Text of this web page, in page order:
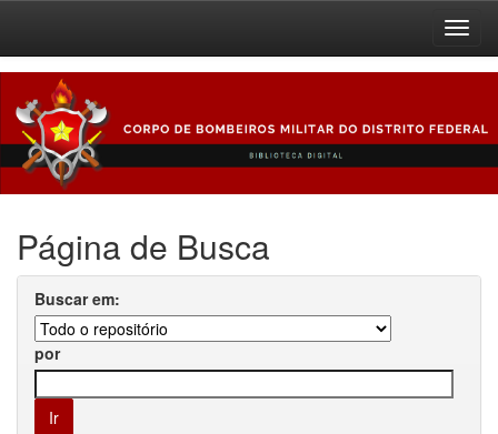
navigation
Página de Busca
Buscar em:
por